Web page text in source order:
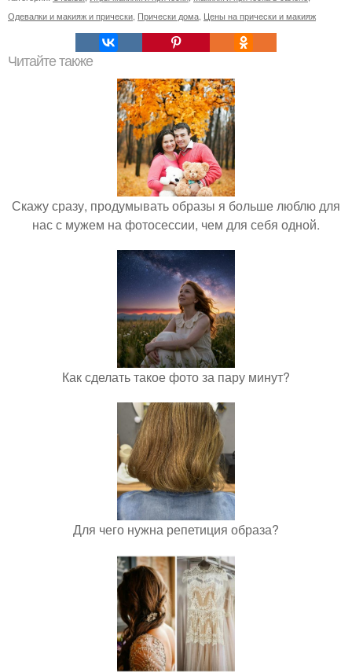
Одевалки и макияж и прически Прически дома Цены на прически и макияж
Читайте также
Скажу сразу, продумывать образы я больше люблю для
нас с мужем на фотосессии, чем для себя одной.
Как сделать такое фото за пару минут?
Для чего нужна репетиция образа?